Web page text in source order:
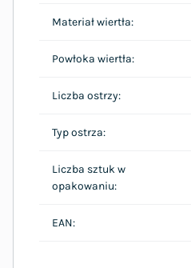
Materiał wiertła:
Powłoka wiertła:
Liczba ostrzy:
Typ ostrza:
Liczba sztuk w
opakowaniu:
EAN: